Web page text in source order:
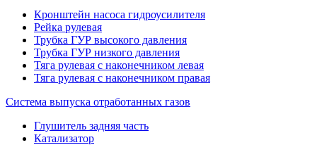
Кронштейн насоса гидроусилителя
Рейка рулевая
Трубка ГУР высокого давления
Трубка ГУР низкого давления
Тяга рулевая с наконечником левая
Тяга рулевая с наконечником правая
Система выпуска отработанных газов
Глушитель задняя часть
Катализатор